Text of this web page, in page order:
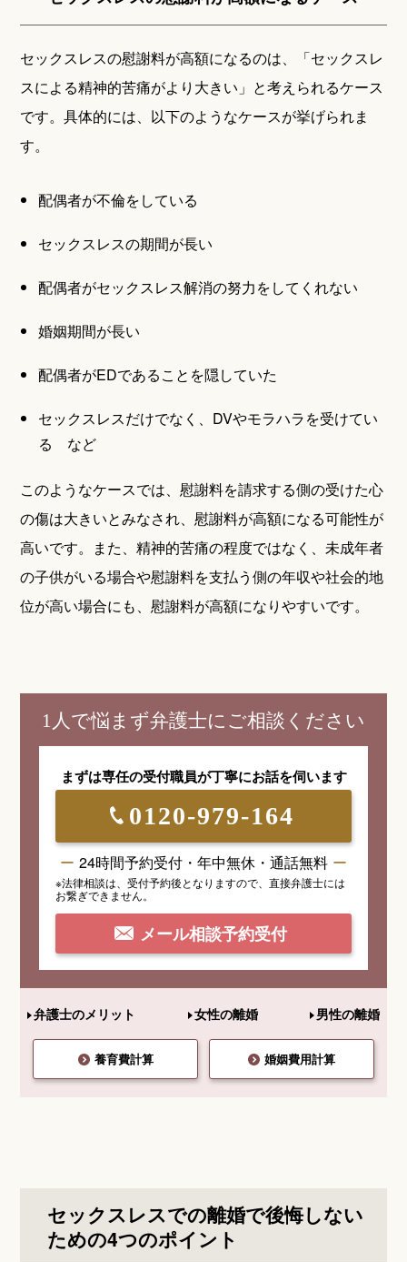
セックスレスの慰謝料が高額になるのは、「セックスレ
スによる精神的苦痛がより大きい」と考えられるケース
です。具体的には、以下のようなケースが挙げられま
す。
配偶者が不倫をしている
セックスレスの期間が長い
配偶者がセックスレス解消の努力をしてくれない
婚姻期間が長い
配偶者がEDであることを隠していた
セックスレスだけでなく、DVやモラハラを受けてい
る など
このようなケースでは、慰謝料を請求する側の受けた心
の傷は大きいとみなされ、慰謝料が高額になる可能性が
高いです。また、精神的苦痛の程度ではなく、未成年者
の子供がいる場合や慰謝料を支払う側の年収や社会的地
位が高い場合にも、慰謝料が高額になりやすいです。
1人で悩まず弁護士にご相談ください
まずは専任の受付職員が丁寧にお話を伺います
0120-979-164
24時間予約受付・年中無休・通話無料
※法律相談は、受付予約後となりますので、 直接弁護士には
お繋ぎできません。
メール相談予約受付
弁護士のメリット 女性の離婚 男性の離婚
養育費計算 婚姻費用計算
セックスレスでの離婚で後悔しない
ための4つのポイント